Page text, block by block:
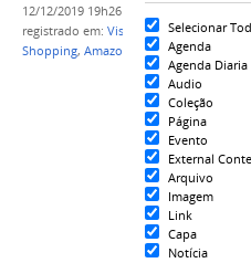
Selecionar
Agenda
Agenda Diaria
Audio
Coleção
Página
Evento
External
Arquivo
Imagem
Link
Capa
Notícia
12/12/2019 19h26
registrado em: Visitas Técnicas,Harman
Shopping, Amazon Refrigerantes,